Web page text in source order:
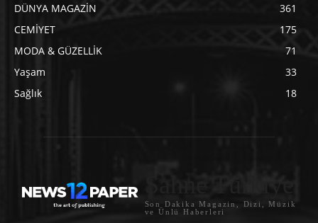
DÜNYA MAGAZİN
361
CEMİYET
175
MODA & GÜZELLİK
71
Yaşam
33
Sağlık
18
Sahne Türkiye
Son Dakika Magazin, Dizi, Müzik
ve Ünlü Haberleri